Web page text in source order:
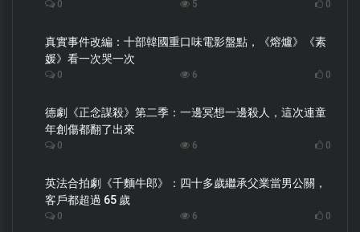
0 5 0
真實事件改編：十部韓國重口味電影盤點，《熔爐》《素
媛》看一次哭一次
0 6 0
德劇《正念謀殺》第二季：一邊冥想一邊殺人，這次連童
年創傷都翻了出來
0 6 0
英法合拍劇《千麵牛郎》：四十多歲繼承父業當男公關，
客戶都超過 65 歲
0 6 0